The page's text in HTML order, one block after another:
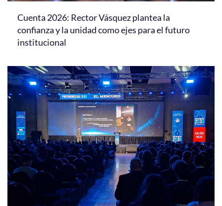
Cuenta 2026: Rector Vásquez plantea la
confianza y la unidad como ejes para el futuro
institucional